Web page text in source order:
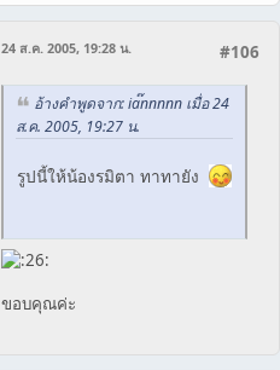
#106
24 ส.ค. 2005, 19:28 น.
อ้างคำพูดจาก: ia๊nnnnn เมื่อ 24
ส.ค. 2005, 19:27 น.
รูปนี้ให้น้องรมิตา ทาทายัง
ขอบคุณค่ะ